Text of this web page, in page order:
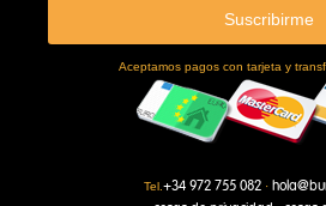
Aceptamos pagos con tarjeta y
Tel. +34 972 755 082 ·